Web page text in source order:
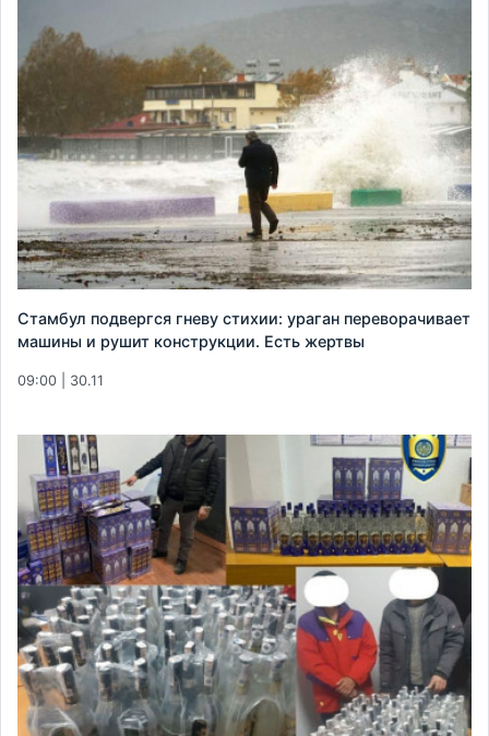
Стамбул подвергся гневу стихии: ураган переворачивает
машины и рушит конструкции. Есть жертвы
09:00 | 30.11